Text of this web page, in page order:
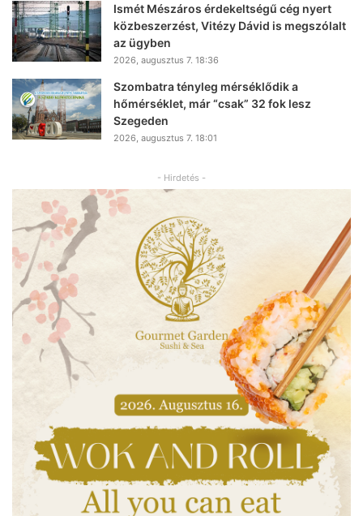
Ismét Mészáros érdekeltségű cég nyert
közbeszerzést, Vitézy Dávid is megszólalt
az ügyben
2026, augusztus 7. 18:36
Szombatra tényleg mérséklődik a
hőmérséklet, már “csak” 32 fok lesz
Szegeden
2026, augusztus 7. 18:01
- Hirdetés -